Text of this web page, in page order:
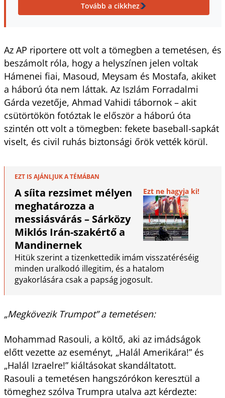
Tovább a cikkhez
Az AP riportere ott volt a tömegben a temetésen, és
beszámolt róla, hogy a helyszínen jelen voltak
Hámenei fiai, Masoud, Meysam és Mostafa, akiket
a háború óta nem láttak. Az Iszlám Forradalmi
Gárda vezetője, Ahmad Vahidi tábornok – akit
csütörtökön fotóztak le először a háború óta
szintén ott volt a tömegben: fekete baseball-sapkát
viselt, és civil ruhás biztonsági őrök vették körül.
EZT IS AJÁNLJUK A TÉMÁBAN
A síita rezsimet mélyen
meghatározza a
messiásvárás – Sárközy
Miklós Irán-szakértő a
Mandinernek
Ezt ne hagyja ki!
Hitük szerint a tizenkettedik imám visszatéréséig
minden uralkodó illegitim, és a hatalom
gyakorlására csak a papság jogosult.
„Megkövezik Trumpot” a temetésen:
Mohammad Rasouli, a költő, aki az imádságok
előtt vezette az eseményt, „Halál Amerikára!” és
„Halál Izraelre!” kiáltásokat skandáltatott.
Rasouli a temetésen hangszórókon keresztül a
tömeghez szólva Trumpra utalva azt kérdezte: